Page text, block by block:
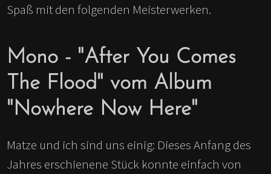
Spaß mit den folgenden Meisterwerken.
Mono - "After You Comes
The Flood" vom Album
"Nowhere Now Here"
Matze und ich sind uns einig: Dieses Anfang des
Jahres erschienene Stück konnte einfach von